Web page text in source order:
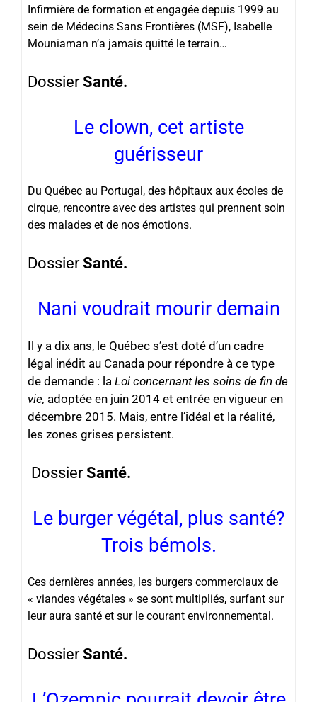
Infirmière de formation et engagée depuis 1999 au
sein de Médecins Sans Frontières (MSF), Isabelle
Mouniaman n’a jamais quitté le terrain…
DossierSanté.
Le clown, cet artiste
guérisseur
Du Québec au Portugal, des hôpitaux aux écoles de
cirque, rencontre avec des artistes qui prennent soin
des malades et de nos émotions.
DossierSanté.
Nani voudrait mourir demain
Il y a dix ans, le Québec s’est doté d’un cadre
légal inédit au Canada pour répondre à ce type
de demande : la Loi concernant les soins de fin de
vie, adoptée en juin 2014 et entrée en vigueur en
décembre 2015. Mais, entre l’idéal et la réalité,
les zones grises persistent.
DossierSanté.
Le burger végétal, plus santé?
Trois bémols.
Ces dernières années, les burgers commerciaux de
« viandes végétales » se sont multipliés, surfant sur
leur aura santé et sur le courant environnemental.
DossierSanté.